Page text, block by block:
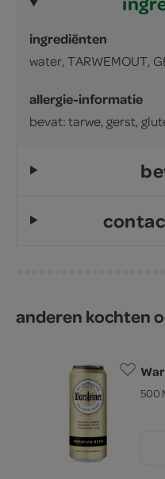
ingrediënten
water, TARWEMOUT,
allergie-informatie
bevat: tarwe, gerst,
anderen kochten
500